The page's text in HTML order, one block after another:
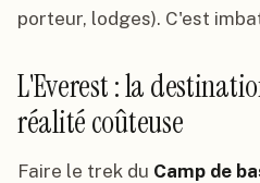
porteur, lodges). C'est
L'Everest : la
réalité coûteuse
Faire le trek du Camp de